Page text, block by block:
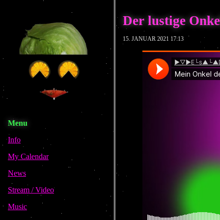
Menu
Info
My Calendar
News
Stream / Video
Music
Der lustige
15. JANUAR 2021 17:13